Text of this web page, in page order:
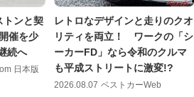
トンと契
催を少
続へ
日本版
レトロなデザインと走りのクオ
リティを両立！ ワークの「シ
ーカーFD」なら令和のクルマ
も平成ストリートに激変!?
2026.08.07 ベストカーWeb